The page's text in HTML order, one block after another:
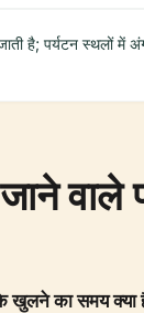
है; पर्यटन स्थलों में
वाले
खुलने का समय क्या